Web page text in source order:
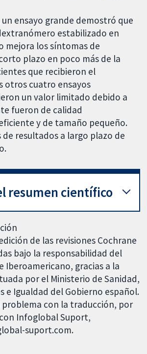
un ensayo grande demostró que
estabilizado en
mejora los síntomas de
plazo en poco más de la
que recibieron el
otros cuatro ensayos
un valor limitado debido a
fueron de calidad
y de tamaño pequeño.
resultados a largo plazo de
resumen científico
de las revisiones Cochrane
bajo la responsabilidad del
Iberoamericano, gracias a la
por el Ministerio de Sanidad,
e Igualdad del Gobierno español.
con la traducción, por
Infoglobal Suport,
suport.com.